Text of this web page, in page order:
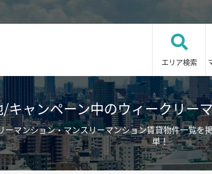
エリア検索
ャンペーン中のウィークリー
マンション・マンスリーマンション賃貸物件一覧
単！